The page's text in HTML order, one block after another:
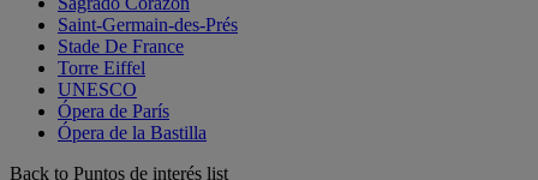
Saint-Germain-des-Prés
Stade De France
Torre Eiffel
UNESCO
Ópera de París
Ópera de la Bastilla
Back to Puntos de interés list